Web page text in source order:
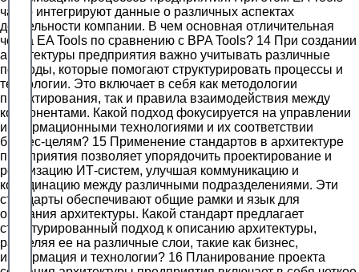
часто интегрируют данные о различных аспектах
деятельности компании. В чем основная отличительная
черта EA Tools по сравнению с BPA Tools? 14 При создании
архитектуры предприятия важно учитывать различные
подходы, которые помогают структурировать процессы и
технологии. Это включает в себя как методологии
проектирования, так и правила взаимодействия между
компонентами. Какой подход фокусируется на управлении
информационными технологиями и их соответствии
бизнес-целям? 15 Применение стандартов в архитектуре
предприятия позволяет упорядочить проектирование и
реализацию ИТ-систем, улучшая коммуникацию и
координацию между различными подразделениями. Эти
стандарты обеспечивают общие рамки и язык для
описания архитектуры. Какой стандарт предлагает
структурированный подход к описанию архитектуры,
разделяя ее на различные слои, такие как бизнес,
информация и технологии? 16 Планирование проекта